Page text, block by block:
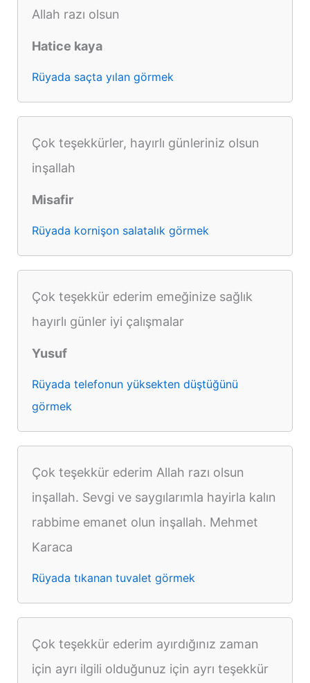
Allah razı olsun
Hatice kaya
Rüyada saçta yılan görmek
Çok teşekkürler, hayırlı günleriniz olsun
inşallah
Misafir
Rüyada kornişon salatalık görmek
Çok teşekkür ederim emeğinize sağlık
hayırlı günler iyi çalışmalar
Yusuf
Rüyada telefonun yüksekten düştüğünü
görmek
Çok teşekkür ederim Allah razı olsun
inşallah. Sevgi ve saygılarımla hayirla kalın
rabbime emanet olun inşallah. Mehmet
Karaca
Rüyada tıkanan tuvalet görmek
Çok teşekkür ederim ayırdığınız zaman
için ayrı ilgili olduğunuz için ayrı teşekkür